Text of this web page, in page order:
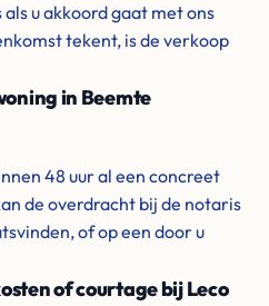
als u akkoord gaat met ons
tekent, is de verkoop
in Beemte
48 uur al een concreet
de overdracht bij de notaris
of op een door u
of courtage bij Leco